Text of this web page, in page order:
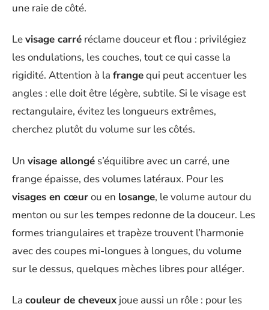
une raie de côté.
Levisage carré réclame douceur et flou : privilégiez
les ondulations, les couches, tout ce qui casse la
rigidité. Attention à la frangequi peut accentuer les
angles : elle doit être légère, subtile. Si le visage est
rectangulaire, évitez les longueurs extrêmes,
cherchez plutôt du volume sur les côtés.
Un visage allongé s’équilibre avec un carré, une
frange épaisse, des volumes latéraux. Pour les
visages en cœurou en losange, le volume autour du
menton ou sur les tempes redonne de la douceur. Les
formes triangulaires et trapèze trouvent l’harmonie
avec des coupes mi-longues à longues, du volume
sur le dessus, quelques mèches libres pour alléger.
La couleur de cheveux joue aussi un rôle : pour les